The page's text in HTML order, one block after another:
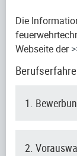
Die
Webseite der
1.
2.